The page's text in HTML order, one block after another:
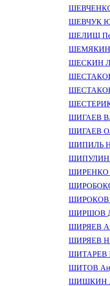
ШЕВЧЕНКО
ШЕВЧУК
ШЕЛИЩ
ШЕМЯКИНА
ШЕСКИН
ШЕСТАКОВ
ШЕСТАКОВ
ШИГАЕВ
ШИГАЕВ
ШИПИЛЬ
ШИПУЛИНА
ШИРЕНКО
ШИРОКОВ
ШИРШОВ
ШИРЯЕВ
ШИРЯЕВ
ШИТАРЕВ
ШИТОВ
ШИШКИН